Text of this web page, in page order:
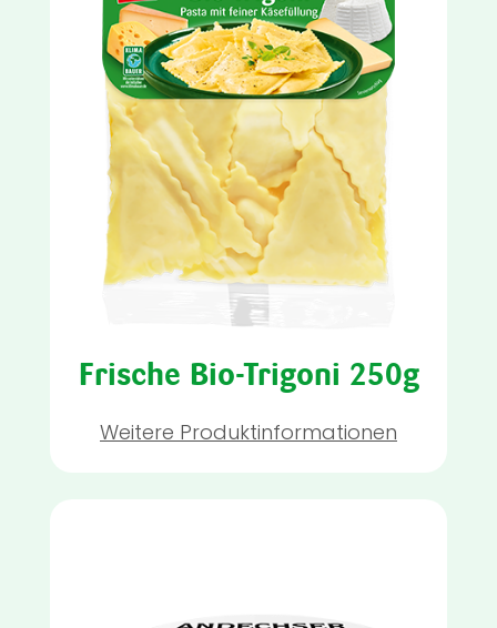
Frische Bio-Trigoni 250g
Weitere Produktinformationen